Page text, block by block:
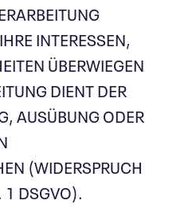
INTERESSEN,
ÜBERWIEGEN
DIENT DER
AUSÜBUNG ODER
(WIDERSPRUCH
1 DSGVO).